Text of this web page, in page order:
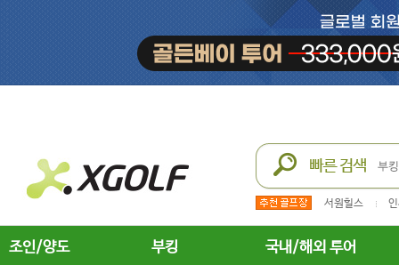
서원힐스
조인/양도 부킹 국내/해외 투어